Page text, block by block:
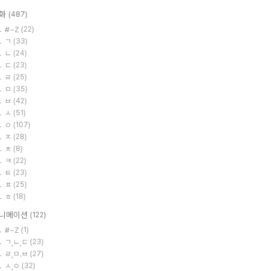
(487)
#~Z (22)
ㄱ (33)
ㄴ (24)
ㄷ (23)
ㄹ (25)
ㅁ (35)
ㅂ (42)
ㅅ (51)
ㅇ (107)
ㅈ (28)
ㅊ (8)
ㅋ (22)
ㅌ (23)
ㅍ (25)
ㅎ (18)
메이션 (122)
#~Z (1)
ㄱ,ㄴ,ㄷ (23)
ㄹ,ㅁ.ㅂ (27)
ㅅ,ㅇ (32)